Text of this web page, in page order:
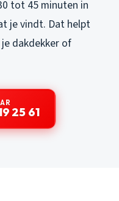
tot 45 minuten in
je vindt. Dat helpt
dakdekker of
25 61